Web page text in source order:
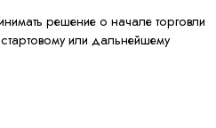
решение о начале торговли
или дальнейшему